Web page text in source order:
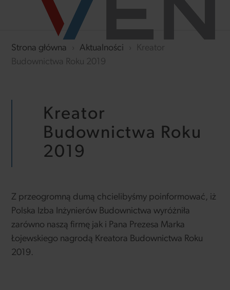
Strona główna › Aktualności ›
Kreator
Budownictwa Roku 2019
Kreator
Budownictwa Roku
2019
Z przeogromną dumą chcielibyśmy poinformować, iż
Polska Izba Inżynierów Budownictwa wyróżniła
zarówno naszą firmę jak i Pana Prezesa Marka
Łojewskiego nagrodą Kreatora Budownictwa Roku
2019.